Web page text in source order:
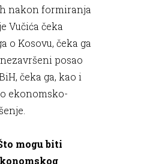
nakon formiranja
Vučića čeka
o Kosovu, čeka ga
posao
čeka ga, kao i
ekonomsko-
mogu biti